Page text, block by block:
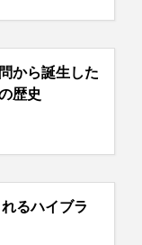
から誕生した
歴史
るハイブラ